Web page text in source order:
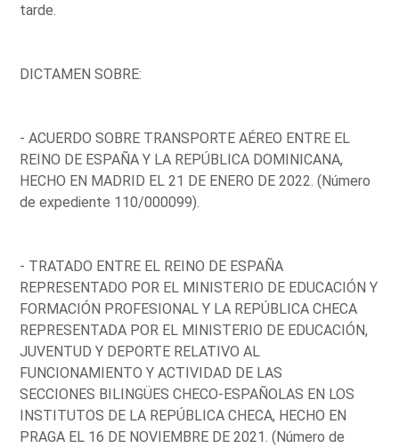
tarde.
DICTAMEN SOBRE:
- ACUERDO SOBRE TRANSPORTE AÉREO ENTRE EL
REINO DE ESPAÑA Y LA REPÚBLICA DOMINICANA,
HECHO EN MADRID EL 21 DE ENERO DE 2022. (Número
de expediente 110/000099).
- TRATADO ENTRE EL REINO DE ESPAÑA
REPRESENTADO POR EL MINISTERIO DE EDUCACIÓN Y
FORMACIÓN PROFESIONAL Y LA REPÚBLICA CHECA
REPRESENTADA POR EL MINISTERIO DE EDUCACIÓN,
JUVENTUD Y DEPORTE RELATIVO AL
FUNCIONAMIENTO Y ACTIVIDAD DE LAS
SECCIONES BILINGÜES CHECO-ESPAÑOLAS EN LOS
INSTITUTOS DE LA REPÚBLICA CHECA, HECHO EN
PRAGA EL 16 DE NOVIEMBRE DE 2021. (Número de